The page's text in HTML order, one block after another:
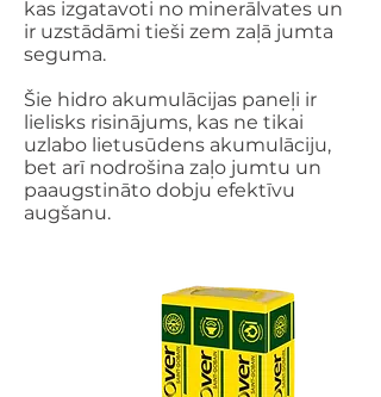
kas izgatavoti no minerālvates un
ir uzstādāmi tieši zem zaļā jumta
seguma.
Šie hidro akumulācijas paneļi ir
lielisks risinājums, kas ne tikai
uzlabo lietusūdens akumulāciju,
bet arī nodrošina zaļo jumtu un
paaugstināto dobju efektīvu
augšanu.